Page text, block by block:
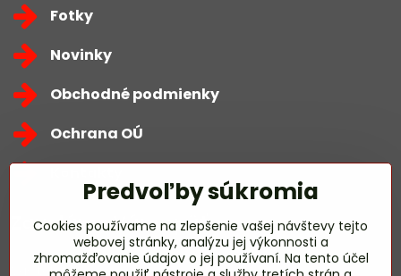
Fotky
Novinky
Obchodné podmienky
Ochrana OÚ
Zavoláme Vám späť
Váš telefón*
Predvoľby súkromia
Cookies používame na zlepšenie vašej návštevy tejto
webovej stránky, analýzu jej výkonnosti a
zhromažďovanie údajov o jej používaní. Na tento účel